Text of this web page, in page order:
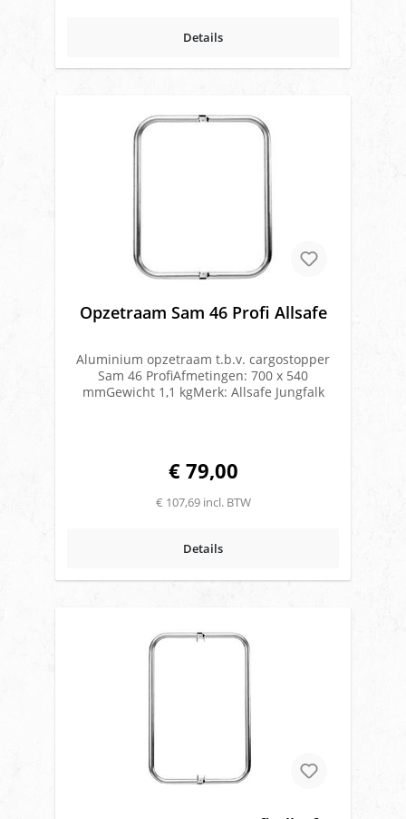
Details
Opzetraam Sam 46 Profi Allsafe
Aluminium opzetraam t.b.v. cargostopper
Sam 46 ProfiAfmetingen: 700 x 540
mmGewicht 1,1 kgMerk: Allsafe Jungfalk
€ 79,00
€ 107,69 incl. BTW
Details